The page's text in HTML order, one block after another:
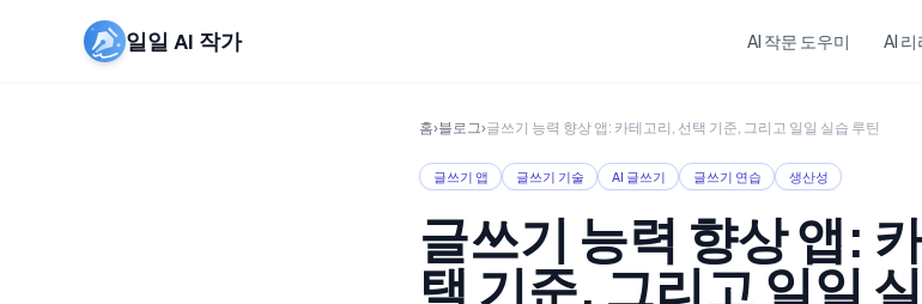
일일 AI 작가 AI 작문 도우미 AI
홈›블로그›글쓰기 능력 향상 앱: 카테고리, 선택 기준, 그리고 일일 실습 루틴
글쓰기 앱 글쓰기 기술 AI 글쓰기 글쓰기 연습 생산성
글쓰기 능력 향상 앱:
택 기준, 그리고 일일